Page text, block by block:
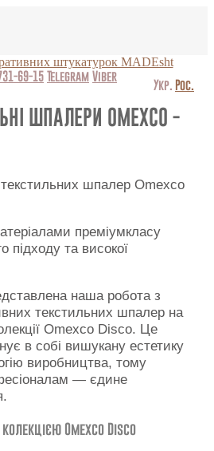
69-15TelegramViber
ШПАЛЕРИ OMEXCO -
преміумкласу
підходу та високої
наша робота з
текстильних шпалер на
Omexco Disco. Це
в собі вишукану естетику
виробництва, тому
— єдине
Omexco Disco
Укр. Рос.